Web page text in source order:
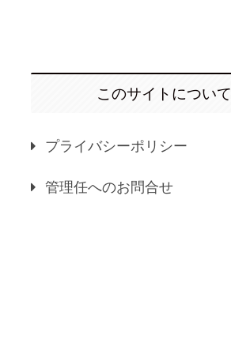
このサイトについて
プライバシーポリシー
管理任へのお問合せ